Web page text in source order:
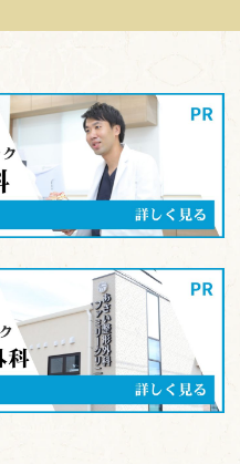
いたしま
車の場合
幡南1-16)
瀬戸線の踏切
燈14-15)
瀬戸線の踏切